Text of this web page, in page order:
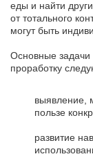
еды и найти
от тотального
могут быть
Основные задачи
проработку
выявление,
пользе
развитие